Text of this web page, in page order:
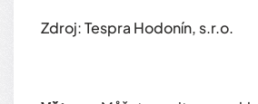
Zdroj: Tespra Hodonín, s.r.o.